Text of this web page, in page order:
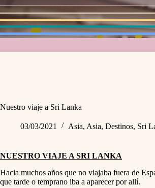
Nuestro viaje a Sri Lanka
03/03/2021 Asia, Asia, Destinos, Sri
NUESTRO VIAJE A SRI LANKA
Hacia muchos años que no viajaba fuera de
que tarde o temprano iba a aparecer por allí.